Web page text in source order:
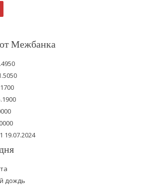
Межбанка
19.07.2024
дождь